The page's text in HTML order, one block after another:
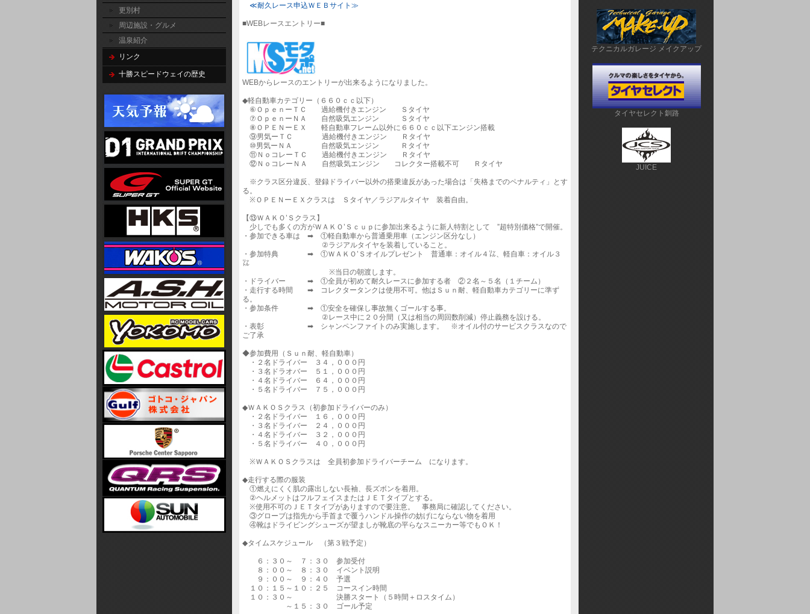
更別村
周辺施設・グルメ
温泉紹介
リンク
十勝スピードウェイの歴史
≪耐久レース申込ＷＥＢサイト≫
■WEBレースエントリー■
WEBからレースのエントリーが出来るようになりました。
◆軽自動車カテゴリー（６６０ｃｃ以下）
⑥ＯｐｅｎーＴＣ 過給機付きエンジン Ｓタイヤ
⑦ＯｐｅｎーＮＡ 自然吸気エンジン Ｓタイヤ
⑧ＯＰＥＮーＥＸ 軽自動車フレーム以外に６６０ｃｃ以下エンジン搭載
⑨男気ーＴＣ 過給機付きエンジン Ｒタイヤ
⑩男気ーＮＡ 自然吸気エンジン Ｒタイヤ
⑪ＮｏコレーＴＣ 過給機付きエンジン Ｒタイヤ
⑫ＮｏコレーＮＡ 自然吸気エンジン コレクター搭載不可 Ｒタイヤ
※クラス区分違反、登録ドライバー以外の搭乗違反があった場合は「失格までのペナルティ」とす
る。
※ＯＰＥＮーＥＸクラスは Ｓタイヤ／ラジアルタイヤ 装着自由。
【⑬ＷＡＫＯ’Ｓクラス】
少しでも多くの方がＷＡＫＯ’Ｓｃｕｐに参加出来るように新人特割として ”超特別価格”で開催。
・参加できる車は ➡ ①軽自動車から普通乗用車（エンジン区分なし）
②ラジアルタイヤを装着していること。
・参加特典 ➡ ①ＷＡＫＯ’Ｓオイルプレゼント 普通車：オイル４㍑、軽自車：オイル３
㍑
※当日の朝渡します。
・ドライバー ➡ ①全員が初めて耐久レースに参加する者 ②２名～５名（１チーム）
・走行する時間 ➡ コレクタータンクは使用不可。他はＳｕｎ耐、軽自動車カテゴリーに準ず
る。
・参加条件 ➡ ①安全を確保し事故無くゴールする事。
②レース中に２０分間（又は相当の周回数削減）停止義務を設ける。
・表彰 ➡ シャンペンファイトのみ実施します。 ※オイル付のサービスクラスなので
ご了承
◆参加費用（Ｓｕｎ耐、軽自動車）
・２名ドライバー ３４，０００円
・３名ドラオバー ５１，０００円
・４名ドライバー ６４，０００円
・５名ドライバー ７５，０００円
◆ＷＡＫＯＳクラス（初参加ドライバーのみ）
・２名ドライバー １６，０００円
・３名ドライバー ２４，０００円
・４名ドライバー ３２，０００円
・５名ドライバー ４０，０００円
※ＷＡＫＯＳクラスは 全員初参加ドライバーチーム になります。
◆走行する際の服装
①燃えにくく肌の露出しない長袖、長ズボンを着用。
②ヘルメットはフルフェイスまたはＪＥＴタイプとする。
※使用不可のＪＥＴタイプがありますので要注意。 事務局に確認してください。
③グローブは指先から手首まで覆うハンドル操作の妨げにならない物を着用
④靴はドライビングシューズが望ましが靴底の平らなスニーカー等でもＯＫ！
◆タイムスケジュール （第３戦予定）
６：３０～ ７：３０ 参加受付
８：００～ ８：３０ イベント説明
９：００～ ９：４０ 予選
１０：１５～１０：２５ コースイン時間
１０：３０～ 決勝スタート（５時間＋ロスタイム）
～１５：３０ ゴール予定
テクニカルガレージ メイクアップ
タイヤセレクト釧路
JUICE